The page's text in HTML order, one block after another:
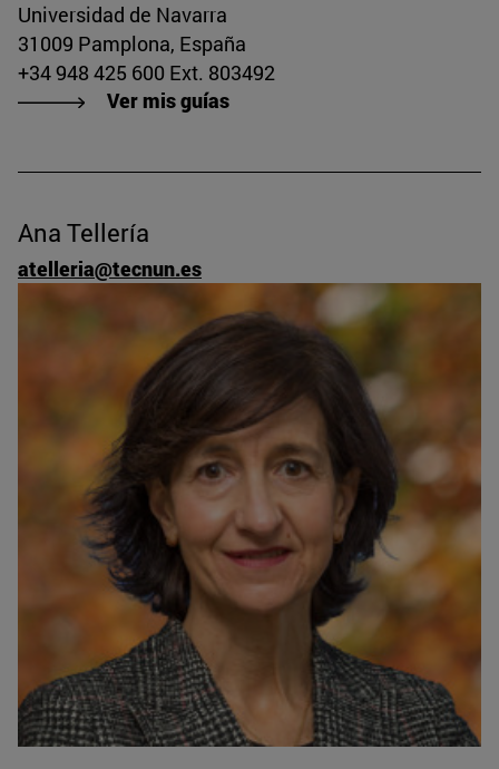
Universidad de Navarra
31009 Pamplona, España
+34 948 425 600 Ext. 803492
Ver mis guías
Ana Tellería
atelleria@tecnun.es